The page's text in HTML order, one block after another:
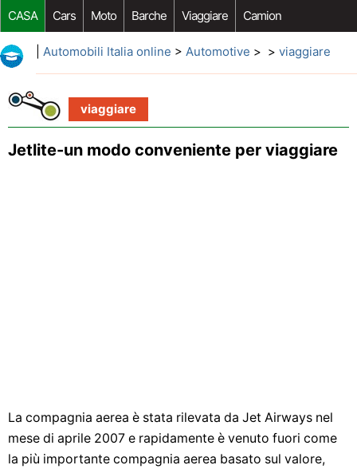
CASA Cars Moto Barche Viaggiare Camion
Riparazione Auto Acquisto Auto Car Opzioni Aftermarket
Automobili Italia online > Automotive > > viaggiare
viaggiare
Jetlite-un modo conveniente per viaggiare
La compagnia aerea è stata rilevata da Jet Airways nel
mese di aprile 2007 e rapidamente è venuto fuori come
la più importante compagnia aerea basato sul valore,